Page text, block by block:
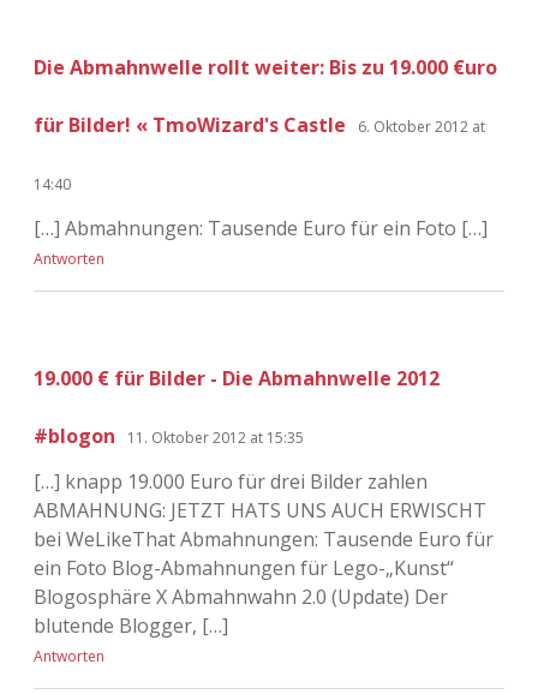
Die Abmahnwelle rollt weiter: Bis zu 19.000 €uro
für Bilder! « TmoWizard's Castle 6. Oktober 2012 at
14:40
[…] Abmahnungen: Tausende Euro für ein Foto […]
Antworten
19.000 € für Bilder - Die Abmahnwelle 2012
#blogon 11. Oktober 2012 at 15:35
[…] knapp 19.000 Euro für drei Bilder zahlen
ABMAHNUNG: JETZT HATS UNS AUCH ERWISCHT
bei WeLikeThat Abmahnungen: Tausende Euro für
ein Foto Blog-Abmahnungen für Lego-„Kunst“
Blogosphäre X Abmahnwahn 2.0 (Update) Der
blutende Blogger, […]
Antworten